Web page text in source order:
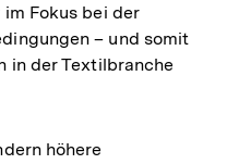
Fokus bei der
– und somit
in der Textilbranche
höhere